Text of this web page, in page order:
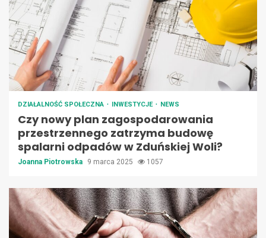
DZIAŁALNOŚĆ SPOŁECZNA INWESTYCJE NEWS
Czy nowy plan zagospodarowania
przestrzennego zatrzyma budowę
spalarni odpadów w Zduńskiej Woli?
Joanna Piotrowska 9 marca 2025 1057